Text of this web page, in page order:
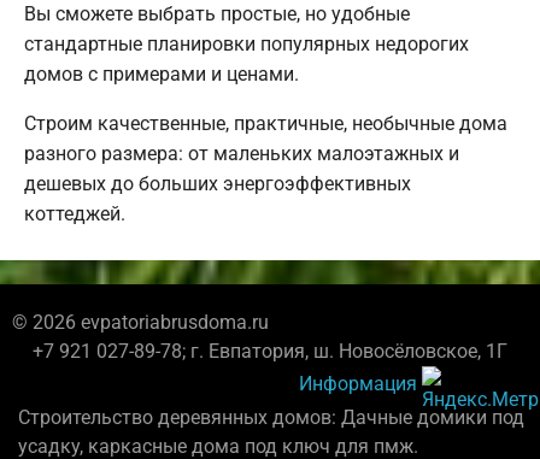
Вы сможете выбрать простые, но удобные
стандартные планировки популярных недорогих
домов с примерами и ценами.
Строим качественные, практичные, необычные дома
разного размера: от маленьких малоэтажных и
дешевых до больших энергоэффективных
коттеджей.
© 2026 evpatoriabrusdoma.ru
+7 921 027-89-78; г. Евпатория, ш. Новосёловское, 1Г
Информация
Строительство деревянных домов: Дачные домики под
усадку, каркасные дома под ключ для пмж.